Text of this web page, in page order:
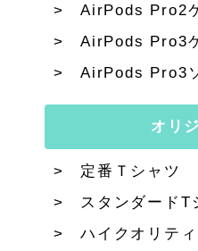
AirPods Pro2
AirPods Pro3
AirPods Pro3
オリ
定番Ｔシャツ
スタンダードT
ハイクオリテ